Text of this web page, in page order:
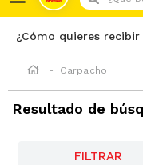
¿Cómo quieres
Carpacho
Resultado de
FILTRAR